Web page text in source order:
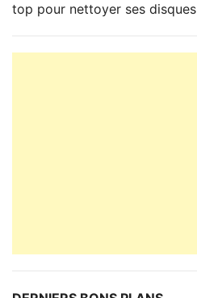
top pour nettoyer ses disques